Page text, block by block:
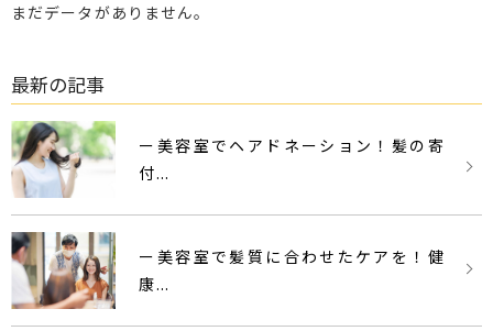
まだデータがありません。
最新の記事
ー美容室でヘアドネーション！髪の寄
付...
ー美容室で髪質に合わせたケアを！健
康...